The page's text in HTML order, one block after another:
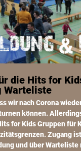
die Hits for
Warteliste
wir nach Corona
können.
for Kids Gruppen für
Zugang
und über Warteliste